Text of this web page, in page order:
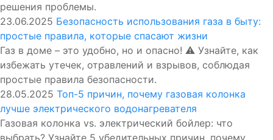
решения проблемы.
23.06.2025 Безопасность использования газа в быту:
простые правила, которые спасают жизни
Газ в доме – это удобно, но и опасно! ⚠️ Узнайте, как
избежать утечек, отравлений и взрывов, соблюдая
простые правила безопасности.
28.05.2025 Топ-5 причин, почему газовая колонка
лучше электрического водонагревателя
Газовая колонка vs. электрический бойлер: что